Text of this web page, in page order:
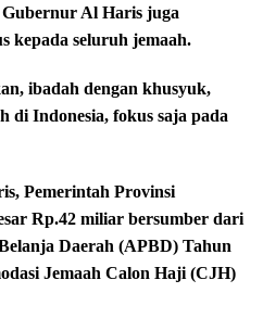
Gubernur Al Haris juga
kepada seluruh jemaah.
ibadah dengan khusyuk,
di Indonesia, fokus saja pada
Pemerintah Provinsi
Rp.42 miliar bersumber dari
Daerah (APBD) Tahun
Jemaah Calon Haji (CJH)